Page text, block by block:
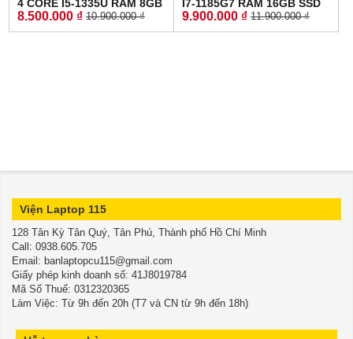
4 CORE I5-1335U RAM 8GB
SSD 256GB MÀN HÌNH :
13.3 Inch WUXGA
8.500.000 ₫ 10.900.000 ₫
I7-1185G7 RAM 16GB SSD
256GB MÀN HÌNH :
14.0''Inch Fhd IPS
9.900.000 ₫ 11.900.000 ₫
Viện Laptop 115
128 Tân Kỳ Tân Quý, Tân Phú, Thành phố Hồ Chí Minh
​​​​​​​Call: 0938.605.705
Email: banlaptopcu115@gmail.com
Giấy phép kinh doanh số: 41J8019784
Mã Số Thuế: 0312320365
Làm Việc: Từ 9h đến 20h (T7 và CN từ 9h đến 18h)